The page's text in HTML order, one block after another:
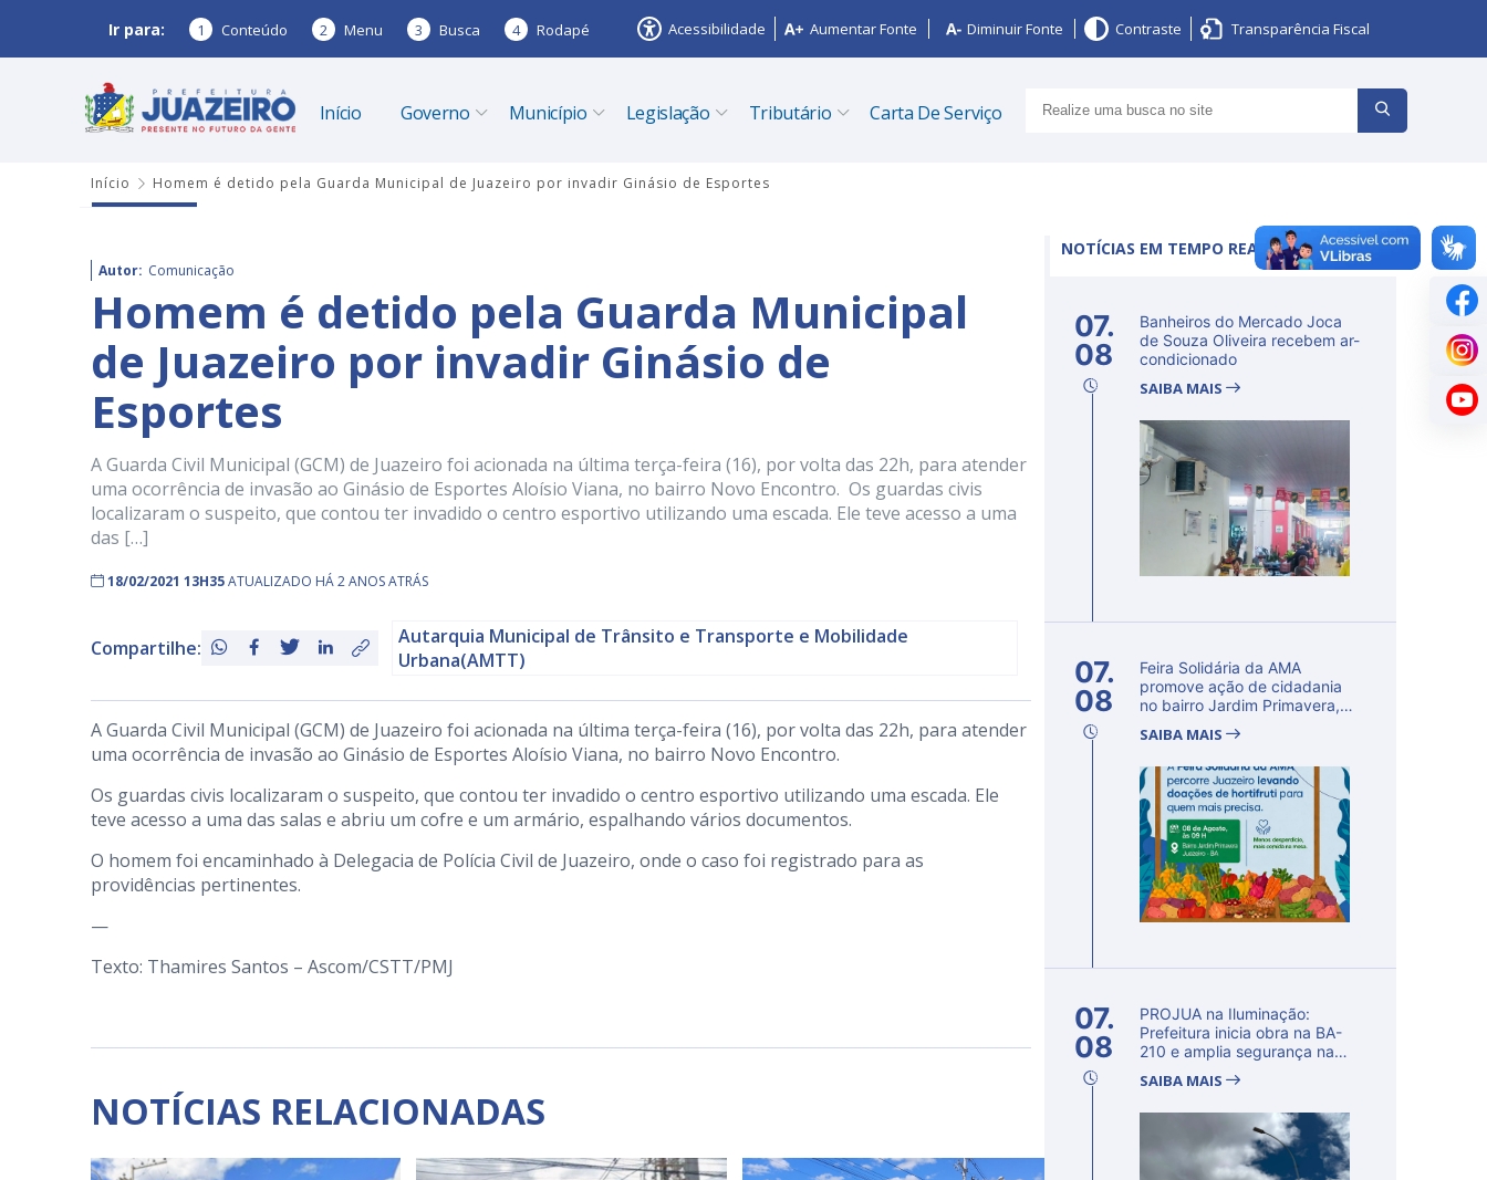
Ir para: 1 Conteúdo 2 Menu 3 Busca 4 Rodapé Acessibilidade Aumentar Fonte Diminuir Fonte Contraste Transparência Fiscal
Início Governo Município Legislação Tributário Carta De Serviço
Início Homem é detido pela Guarda Municipal de Juazeiro por invadir Ginásio de Esportes
Autor: Comunicação
Homem é detido pela Guarda Municipal
de Juazeiro por invadir Ginásio de
Esportes
A Guarda Civil Municipal (GCM) de Juazeiro foi acionada na última terça-feira (16), por volta das 22h, para atender
uma ocorrência de invasão ao Ginásio de Esportes Aloísio Viana, no bairro Novo Encontro. Os guardas civis
localizaram o suspeito, que contou ter invadido o centro esportivo utilizando uma escada. Ele teve acesso a uma
das […]
18/02/2021 13H35ATUALIZADO HÁ 2 ANOS ATRÁS
Compartilhe:
Autarquia Municipal de Trânsito e Transporte e Mobilidade
Urbana(AMTT)
A Guarda Civil Municipal (GCM) de Juazeiro foi acionada na última terça-feira (16), por volta das 22h, para atender
uma ocorrência de invasão ao Ginásio de Esportes Aloísio Viana, no bairro Novo Encontro.
Os guardas civis localizaram o suspeito, que contou ter invadido o centro esportivo utilizando uma escada. Ele
teve acesso a uma das salas e abriu um cofre e um armário, espalhando vários documentos.
O homem foi encaminhado à Delegacia de Polícia Civil de Juazeiro, onde o caso foi registrado para as
providências pertinentes.
—
Texto: Thamires Santos – Ascom/CSTT/PMJ
NOTÍCIAS RELACIONADAS
NOTÍCIAS EM TEMPO REAL
07.
08
Banheiros do Mercado Joca
de Souza Oliveira recebem ar-
condicionado
SAIBA MAIS
07.
08
Feira Solidária da AMA
promove ação de cidadania
no bairro Jardim Primavera,
SAIBA MAIS
07.
08
PROJUA na Iluminação:
Prefeitura inicia obra na BA-
210 e amplia segurança na
SAIBA MAIS